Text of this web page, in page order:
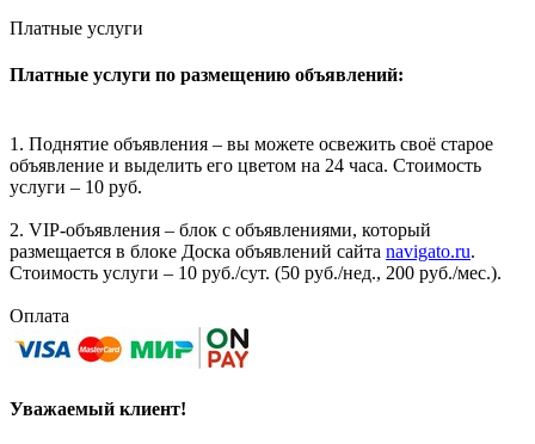
Платные услуги
Платные услуги по размещению объявлений:
1. Поднятие объявления – вы можете освежить своё старое
объявление и выделить его цветом на 24 часа. Стоимость
услуги – 10 руб.
2. VIP-объявления – блок с объявлениями, который
размещается в блоке Доска объявлений сайта navigato.ru.
Стоимость услуги – 10 руб./сут. (50 руб./нед., 200 руб./мес.).
Оплата
Уважаемый клиент!